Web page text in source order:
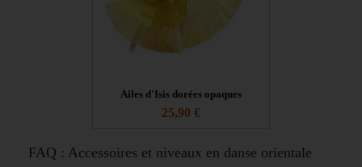
Ailes d'Isis dorées opaques
25,90 €
FAQ : Accessoires et niveaux en danse orientale